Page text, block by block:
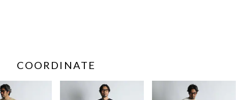
COORDINATE